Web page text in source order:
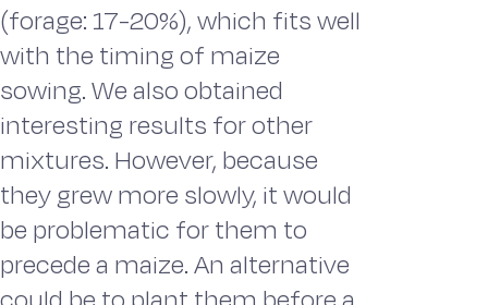
(forage: 17-20%), which fits well
with the timing of maize
sowing. We also obtained
interesting results for other
mixtures. However, because
they grew more slowly, it would
be problematic for them to
precede a maize. An alternative